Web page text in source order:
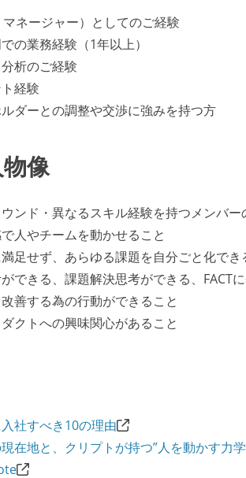
マネージャー）としてのご経験
の業務経験（1年以上）
析のご経験
経験
ダーとの調整や交渉に強みを持つ方
像
ンド・異なるスキル経験を持つメンバ
人やチームを動かせること
足せず、あらゆる課題を自分ごと化でき
できる、課題解決思考ができる、FACT
善する為の行動ができること
クトへの興味関心があること
社すべき10の理由
在地と、クリプトが持つ”人を動かす力